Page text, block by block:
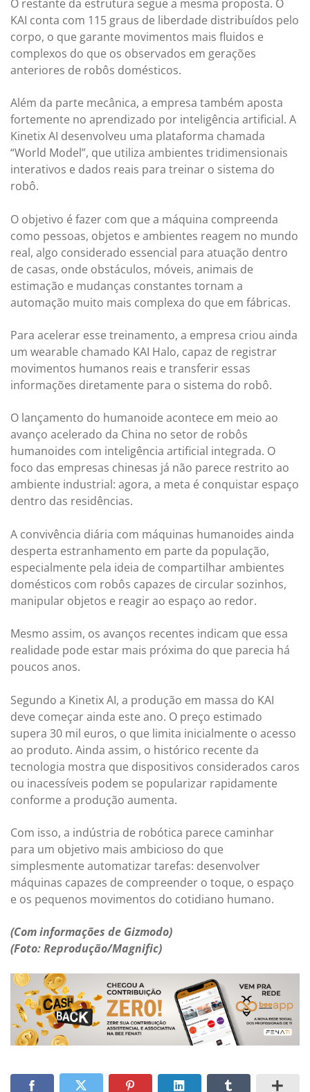
O restante da estrutura segue a mesma proposta. O
KAI conta com 115 graus de liberdade distribuídos pelo
corpo, o que garante movimentos mais fluidos e
complexos do que os observados em gerações
anteriores de robôs domésticos.
Além da parte mecânica, a empresa também aposta
fortemente no aprendizado por inteligência artificial. A
Kinetix AI desenvolveu uma plataforma chamada
“World Model”, que utiliza ambientes tridimensionais
interativos e dados reais para treinar o sistema do
robô.
O objetivo é fazer com que a máquina compreenda
como pessoas, objetos e ambientes reagem no mundo
real, algo considerado essencial para atuação dentro
de casas, onde obstáculos, móveis, animais de
estimação e mudanças constantes tornam a
automação muito mais complexa do que em fábricas.
Para acelerar esse treinamento, a empresa criou ainda
um wearable chamado KAI Halo, capaz de registrar
movimentos humanos reais e transferir essas
informações diretamente para o sistema do robô.
O lançamento do humanoide acontece em meio ao
avanço acelerado da China no setor de robôs
humanoides com inteligência artificial integrada. O
foco das empresas chinesas já não parece restrito ao
ambiente industrial: agora, a meta é conquistar espaço
dentro das residências.
A convivência diária com máquinas humanoides ainda
desperta estranhamento em parte da população,
especialmente pela ideia de compartilhar ambientes
domésticos com robôs capazes de circular sozinhos,
manipular objetos e reagir ao espaço ao redor.
Mesmo assim, os avanços recentes indicam que essa
realidade pode estar mais próxima do que parecia há
poucos anos.
Segundo a Kinetix AI, a produção em massa do KAI
deve começar ainda este ano. O preço estimado
supera 30 mil euros, o que limita inicialmente o acesso
ao produto. Ainda assim, o histórico recente da
tecnologia mostra que dispositivos considerados caros
ou inacessíveis podem se popularizar rapidamente
conforme a produção aumenta.
Com isso, a indústria de robótica parece caminhar
para um objetivo mais ambicioso do que
simplesmente automatizar tarefas: desenvolver
máquinas capazes de compreender o toque, o espaço
e os pequenos movimentos do cotidiano humano.
(Com informações de Gizmodo)
(Foto: Reprodução/Magnific)